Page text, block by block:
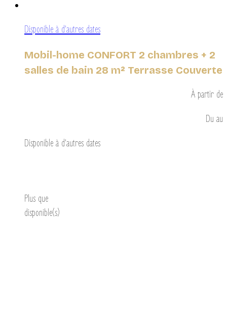
Disponible à d’autres dates
Mobil-home CONFORT 2 chambres + 2
salles de bain 28 m² Terrasse Couverte
À partir de
Du au
Disponible à d’autres dates
Plus que
disponible(s)